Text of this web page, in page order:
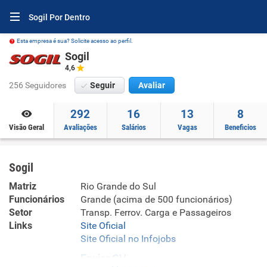
Sogil Por Dentro
Esta empresa é sua? Solicite acesso ao perfil.
Sogil
4,6
256 Seguidores Seguir Avaliar
Visão Geral
292
Avaliações
16
Salários
13
Vagas
8
Beneficios
Sogil
Matriz
Rio Grande do Sul
Funcionários
Grande (acima de 500 funcionários)
Setor
Transp. Ferrov. Carga e Passageiros
Links
Site Oficial
Site Oficial no Infojobs
Enviar CV